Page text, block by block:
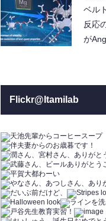
ベル
反応
が
Flickr@Itamilab